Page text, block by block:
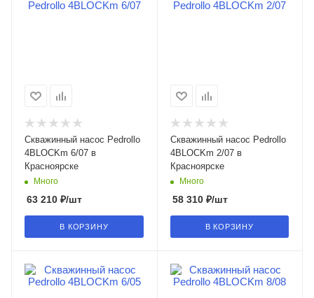
Скважинный насос Pedrollo
4BLOCKm 6/07 в
Красноярске
Много
63 210 ₽/шт
В КОРЗИНУ
Скважинный насос Pedrollo
4BLOCKm 2/07 в
Красноярске
Много
58 310₽/шт
В КОРЗИНУ